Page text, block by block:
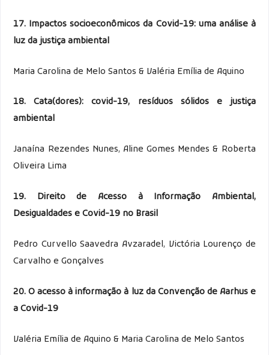
17. Impactos socioeconômicos da Covid-19: uma análise à
luz da justiça ambiental
Maria Carolina de Melo Santos & Valéria Emília de Aquino
18. Cata(dores): covid-19, resíduos sólidos e justiça
ambiental
Janaína Rezendes Nunes, Aline Gomes Mendes & Roberta
Oliveira Lima
19. Direito de Acesso à Informação Ambiental,
Desigualdades e Covid-19 no Brasil
Pedro Curvello Saavedra Avzaradel, Victória Lourenço de
Carvalho e Gonçalves
20. O acesso à informação à luz da Convenção de Aarhus e
aCovid-19
Valéria Emília de Aquino & Maria Carolina de Melo Santos